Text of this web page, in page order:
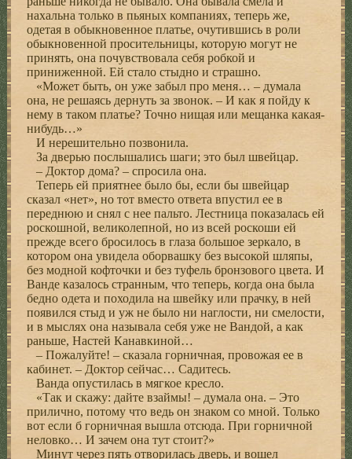
нахальна только в пьяных компаниях, теперь же,
одетая в обыкновенное платье, очутившись в роли
обыкновенной просительницы, которую могут не
принять, она почувствовала себя робкой и
приниженной. Ей стало стыдно и страшно.
«Может быть, он уже забыл про меня… – думала
она, не решаясь дернуть за звонок. – И как я пойду к
нему в таком платье? Точно нищая или мещанка какая-
нибудь…»
И нерешительно позвонила.
За дверью послышались шаги; это был швейцар.
– Доктор дома? – спросила она.
Теперь ей приятнее было бы, если бы швейцар
сказал «нет», но тот вместо ответа впустил ее в
переднюю и снял с нее пальто. Лестница показалась ей
роскошной, великолепной, но из всей роскоши ей
прежде всего бросилось в глаза большое зеркало, в
котором она увидела оборвашку без высокой шляпы,
без модной кофточки и без туфель бронзового цвета. И
Ванде казалось странным, что теперь, когда она была
бедно одета и походила на швейку или прачку, в ней
появился стыд и уж не было ни наглости, ни смелости,
и в мыслях она называла себя уже не Вандой, а как
раньше, Настей Канавкиной…
– Пожалуйте! – сказала горничная, провожая ее в
кабинет. – Доктор сейчас… Садитесь.
Ванда опустилась в мягкое кресло.
«Так и скажу: дайте взаймы! – думала она. – Это
прилично, потому что ведь он знаком со мной. Только
вот если б горничная вышла отсюда. При горничной
неловко… И зачем она тут стоит?»
Минут через пять отворилась дверь, и вошел